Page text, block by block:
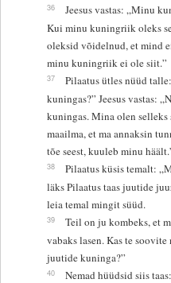
36
Jeesus vastas: „Minu
Kui minu kuningriik oleks
oleksid võidelnud, et mind
minu kuningriik ei ole siit.”
37
Pilaatus ütles nüüd
kuningas?” Jeesus vastas:
kuningas. Mina olen
maailma, et ma annaksin
tõe seest, kuuleb minu
38
Pilaatus küsis temalt:
läks Pilaatus taas juutide
leia temal mingit süüd.
39
Teil on ju kombeks, et
vabaks lasen. Kas te
juutide kuninga?”
40
Nemad hüüdsid siis